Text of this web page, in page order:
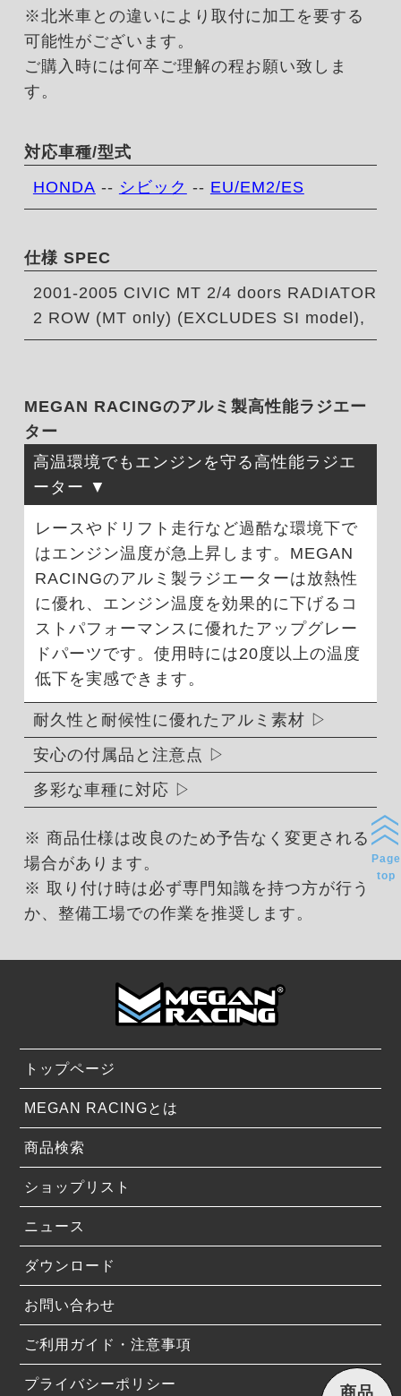
※北米車との違いにより取付に加工を要する
可能性がございます。
ご購入時には何卒ご理解の程お願い致しま
す。
対応車種/型式
HONDA -- シビック -- EU/EM2/ES
仕様 SPEC
2001-2005 CIVIC MT 2/4 doors RADIATOR
2 ROW (MT only) (EXCLUDES SI model),
MEGAN RACINGのアルミ製高性能ラジエー
ター
高温環境でもエンジンを守る高性能ラジエ
ーター
レースやドリフト走行など過酷な環境下で
はエンジン温度が急上昇します。MEGAN
RACINGのアルミ製ラジエーターは放熱性
に優れ、エンジン温度を効果的に下げるコ
ストパフォーマンスに優れたアップグレー
ドパーツです。使用時には20度以上の温度
低下を実感できます。
耐久性と耐候性に優れたアルミ素材
安心の付属品と注意点
多彩な車種に対応
※ 商品仕様は改良のため予告なく変更される
場合があります。
※ 取り付け時は必ず専門知識を持つ方が行う
か、整備工場での作業を推奨します。
トップページ
MEGAN RACINGとは
商品検索
ショップリスト
ニュース
ダウンロード
お問い合わせ
ご利用ガイド・注意事項
プライバシーポリシー
Page
top
商品